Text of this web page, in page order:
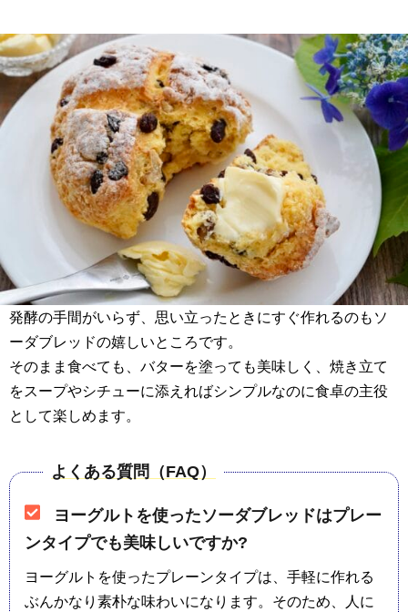
発酵の手間がいらず、思い立ったときにすぐ作れるのもソ
ーダブレッドの嬉しいところです。
そのまま食べても、バターを塗っても美味しく、焼き立て
をスープやシチューに添えればシンプルなのに食卓の主役
として楽しめます。
よくある質問（FAQ）
ヨーグルトを使ったソーダブレッドはプレー
ンタイプでも美味しいですか?
ヨーグルトを使ったプレーンタイプは、手軽に作れる
ぶんかなり素朴な味わいになります。そのため、人に